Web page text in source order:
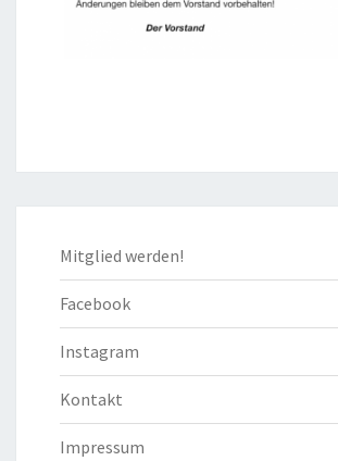
Mitglied werden!
Facebook
Instagram
Kontakt
Impressum